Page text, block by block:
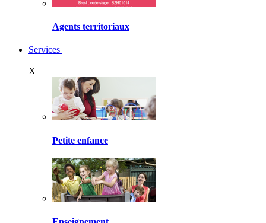
Agents territoriaux
Services
X
Petite enfance